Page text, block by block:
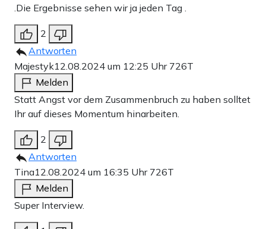
.Die Ergebnisse sehen wir ja jeden Tag .
2
Antworten
Majestyk12.08.2024 um 12:25 Uhr 726T
Melden
Statt Angst vor dem Zusammenbruch zu haben solltet
Ihr auf dieses Momentum hinarbeiten.
2
Antworten
Tina12.08.2024 um 16:35 Uhr 726T
Melden
Super Interview.